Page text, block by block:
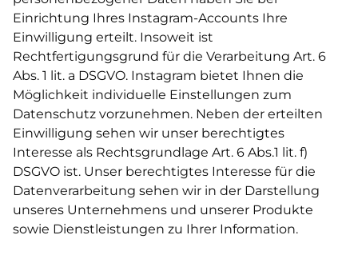
Einrichtung Ihres Instagram-Accounts Ihre
Einwilligung erteilt. Insoweit ist
Rechtfertigungsgrund für die Verarbeitung Art. 6
Abs. 1 lit. a DSGVO. Instagram bietet Ihnen die
Möglichkeit individuelle Einstellungen zum
Datenschutz vorzunehmen. Neben der erteilten
Einwilligung sehen wir unser berechtigtes
Interesse als Rechtsgrundlage Art. 6 Abs.1 lit. f)
DSGVO ist. Unser berechtigtes Interesse für die
Datenverarbeitung sehen wir in der Darstellung
unseres Unternehmens und unserer Produkte
sowie Dienstleistungen zu Ihrer Information.